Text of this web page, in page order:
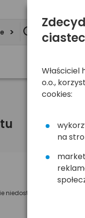
niedostępny
Właściciel
o.o.,
cookies:
na